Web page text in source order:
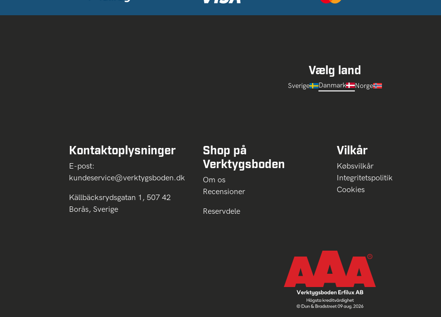
Vælg land
Sverige Danmark Norge
Kontaktoplysninger
E-post:
kundeservice@verktygsboden.dk
Källbäcksrydsgatan 1, 507 42
Borås, Sverige
Shop på
Verktygsboden
Om os
Recensioner
Reservdele
Vilkår
Købsvilkår
Integritetspolitik
Cookies